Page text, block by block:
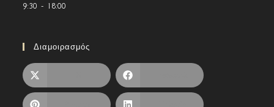
9:30 - 18:00
Διαμοιρασμός